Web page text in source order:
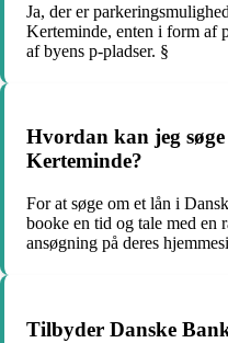
Ja, der er
Kerteminde, enten i form af
af byens p-pladser. §
Hvordan kan jeg
Kerteminde?
For at søge om et lån i
booke en tid og tale med en
ansøgning på deres
Tilbyder Danske